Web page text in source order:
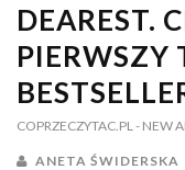
DEAREST.
PIERWSZY
COPRZECZYTAC.PL - NEW
ANETA ŚWIDERSKA